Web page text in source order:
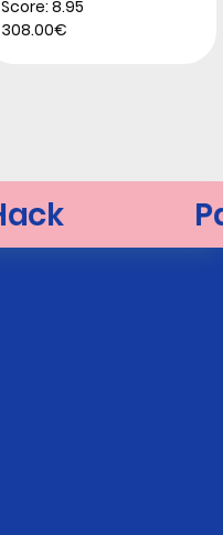
Score: 8.95
308.00€